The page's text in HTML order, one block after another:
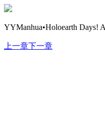
YYManhua•Holoearth Days!
上一章下一章